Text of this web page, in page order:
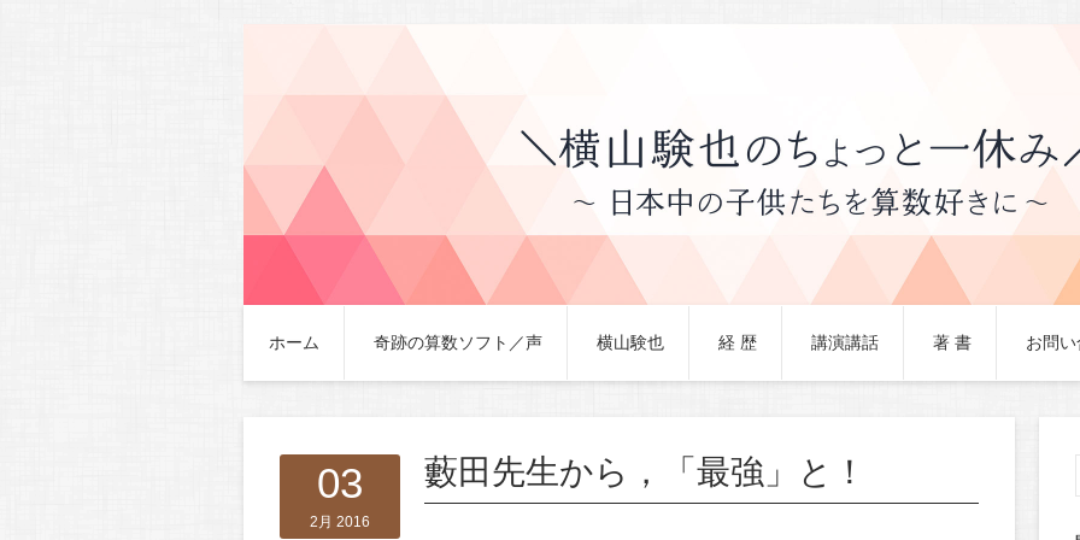
ホーム 奇跡の算数ソフト／声 横山験也 経 歴 講演講話 著 書 お問
03
2月 2016
藪田先生から，「最強」と！